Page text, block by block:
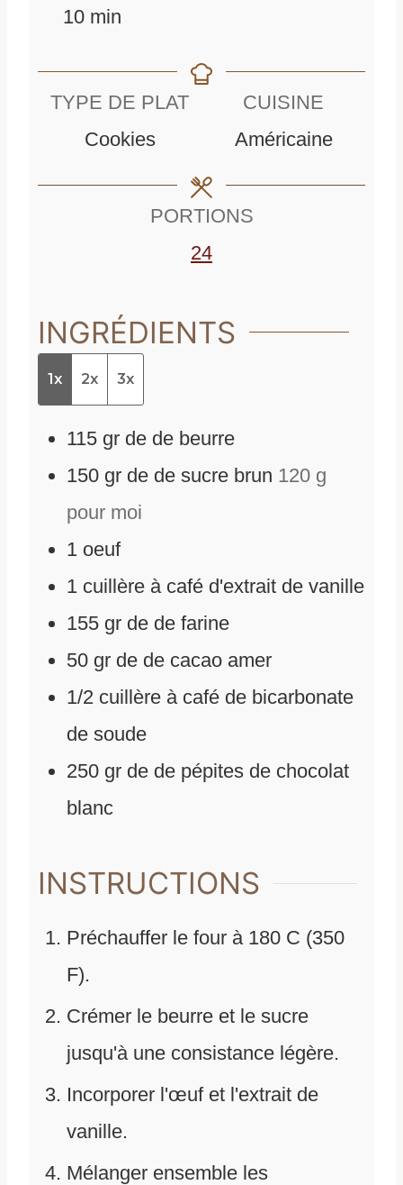
10m
n
u
min
u
s
t
e
TYPE DE PLAT
Cookies
CUISINE
Américaine
PORTIONS
24
INGRÉDIENTS
1x 2x 3x
115 gr de de beurre
150 gr de de sucre brun 120 g
pour moi
1 oeuf
1 cuillère à café d'extrait de vanille
155 gr de de farine
50 gr de de cacao amer
1/2 cuillère à café de bicarbonate
de soude
250 gr de de pépites de chocolat
blanc
INSTRUCTIONS
Préchauffer le four à 180 C (350
F).
Crémer le beurre et le sucre
jusqu'à une consistance légère.
Incorporer l'œuf et l'extrait de
vanille.
Mélanger ensemble les